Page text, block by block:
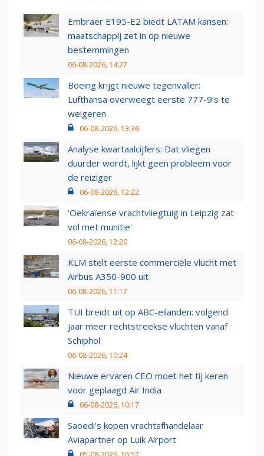
Embraer E195-E2 biedt LATAM kansen:
maatschappij zet in op nieuwe
bestemmingen
06-08-2026, 14:27
Boeing krijgt nieuwe tegenvaller:
Lufthansa overweegt eerste 777-9’s te
weigeren
06-08-2026, 13:36
Analyse kwartaalcijfers: Dat vliegen
duurder wordt, lijkt geen probleem voor
de reiziger
06-08-2026, 12:22
'Oekraïense vrachtvliegtuig in Leipzig zat
vol met munitie'
06-08-2026, 12:20
KLM stelt eerste commerciële vlucht met
Airbus A350-900 uit
06-08-2026, 11:17
TUI breidt uit op ABC-eilanden: volgend
jaar meer rechtstreekse vluchten vanaf
Schiphol
06-08-2026, 10:24
Nieuwe ervaren CEO moet het tij keren
voor geplaagd Air India
06-08-2026, 10:17
Saoedi’s kopen vrachtafhandelaar
Aviapartner op Luik Airport